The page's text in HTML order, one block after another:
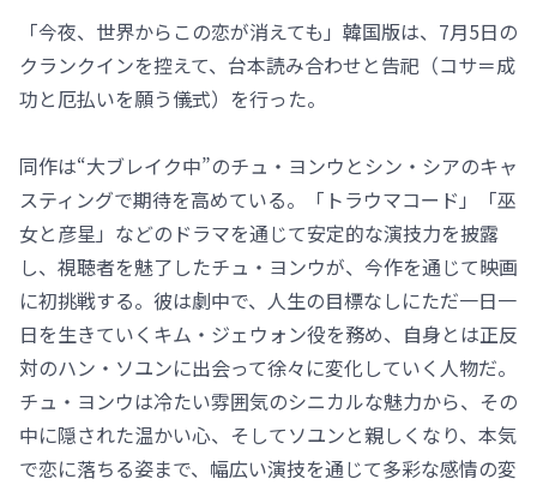
「今夜、世界からこの恋が消えても」韓国版は、7月5日の
クランクインを控えて、台本読み合わせと告祀（コサ＝成
功と厄払いを願う儀式）を行った。
同作は“大ブレイク中”のチュ・ヨンウとシン・シアのキャ
スティングで期待を高めている。「トラウマコード」「巫
女と彦星」などのドラマを通じて安定的な演技力を披露
し、視聴者を魅了したチュ・ヨンウが、今作を通じて映画
に初挑戦する。彼は劇中で、人生の目標なしにただ一日一
日を生きていくキム・ジェウォン役を務め、自身とは正反
対のハン・ソユンに出会って徐々に変化していく人物だ。
チュ・ヨンウは冷たい雰囲気のシニカルな魅力から、その
中に隠された温かい心、そしてソユンと親しくなり、本気
で恋に落ちる姿まで、幅広い演技を通じて多彩な感情の変